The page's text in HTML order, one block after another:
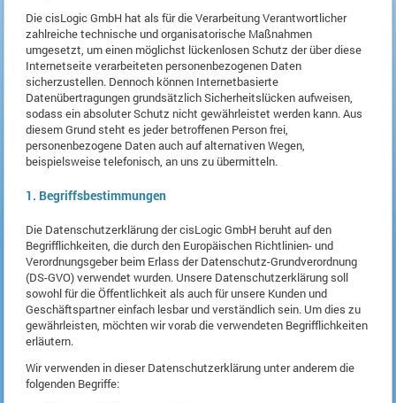
Die cisLogic GmbH hat als für die Verarbeitung Verantwortlicher
zahlreiche technische und organisatorische Maßnahmen
umgesetzt, um einen möglichst lückenlosen Schutz der über diese
Internetseite verarbeiteten personenbezogenen Daten
sicherzustellen. Dennoch können Internetbasierte
Datenübertragungen grundsätzlich Sicherheitslücken aufweisen,
sodass ein absoluter Schutz nicht gewährleistet werden kann. Aus
diesem Grund steht es jeder betroffenen Person frei,
personenbezogene Daten auch auf alternativen Wegen,
beispielsweise telefonisch, an uns zu übermitteln.
1. Begriffsbestimmungen
Die Datenschutzerklärung der cisLogic GmbH beruht auf den
Begrifflichkeiten, die durch den Europäischen Richtlinien- und
Verordnungsgeber beim Erlass der Datenschutz-Grundverordnung
(DS-GVO) verwendet wurden. Unsere Datenschutzerklärung soll
sowohl für die Öffentlichkeit als auch für unsere Kunden und
Geschäftspartner einfach lesbar und verständlich sein. Um dies zu
gewährleisten, möchten wir vorab die verwendeten Begrifflichkeiten
erläutern.
Wir verwenden in dieser Datenschutzerklärung unter anderem die
folgenden Begriffe: